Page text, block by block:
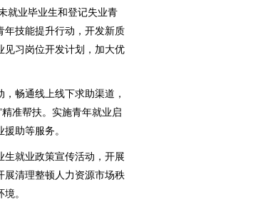
就业毕业生和登记失业青
年技能提升行动，开发新质
见习岗位开发计划，加大优
畅通线上线下求助渠道，
准帮扶。实施青年就业启
助等服务。
就业政策宣传活动，开展
展清理整顿人力资源市场秩
。